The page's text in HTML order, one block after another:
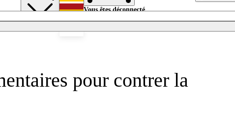
Vous êtes déconnecté.
pour contrer la